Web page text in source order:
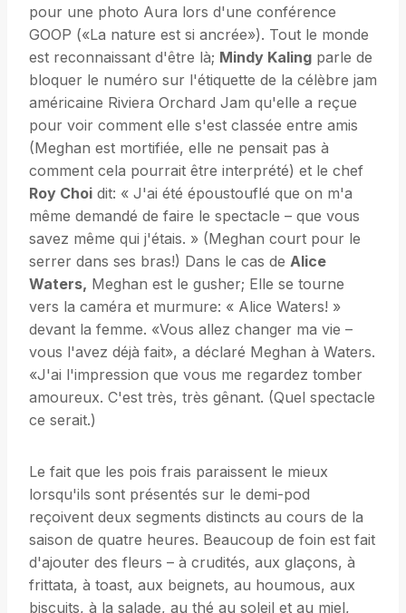
pour une photo Aura lors d'une conférence
GOOP («La nature est si ancrée»). Tout le monde
est reconnaissant d'être là; Mindy Kaling parle de
bloquer le numéro sur l'étiquette de la célèbre jam
américaine Riviera Orchard Jam qu'elle a reçue
pour voir comment elle s'est classée entre amis
(Meghan est mortifiée, elle ne pensait pas à
comment cela pourrait être interprété) et le chef
Roy Choi dit: « J'ai été époustouflé que on m'a
même demandé de faire le spectacle – que vous
savez même qui j'étais. » (Meghan court pour le
serrer dans ses bras!) Dans le cas de Alice
Waters, Meghan est le gusher; Elle se tourne
vers la caméra et murmure: « Alice Waters! »
devant la femme. «Vous allez changer ma vie –
vous l'avez déjà fait», a déclaré Meghan à Waters.
«J'ai l'impression que vous me regardez tomber
amoureux. C'est très, très gênant. (Quel spectacle
ce serait.)
Le fait que les pois frais paraissent le mieux
lorsqu'ils sont présentés sur le demi-pod
reçoivent deux segments distincts au cours de la
saison de quatre heures. Beaucoup de foin est fait
d'ajouter des fleurs – à crudités, aux glaçons, à
frittata, à toast, aux beignets, au houmous, aux
biscuits, à la salade, au thé au soleil et au miel,